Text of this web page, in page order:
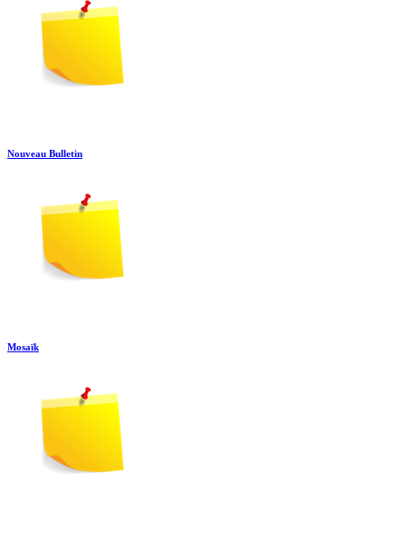
Nouveau Bulletin
Mosaïk